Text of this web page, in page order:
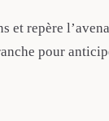
et repère
pour